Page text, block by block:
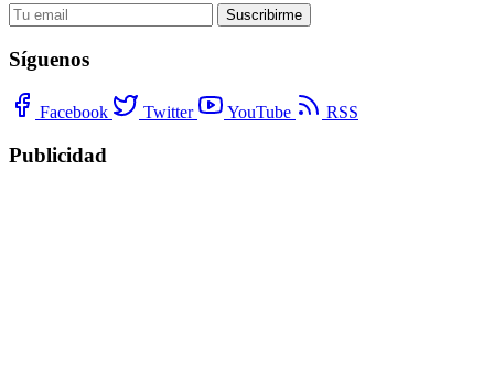
Suscribirme
Síguenos
Facebook Twitter YouTube RSS
Publicidad